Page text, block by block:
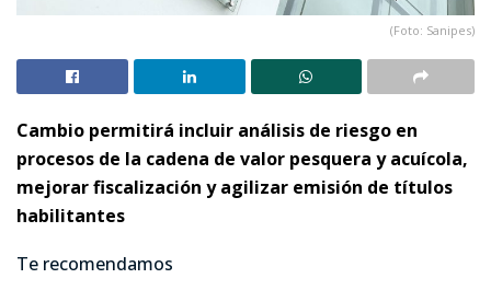
(Foto: Sanipes)
Cambio permitirá incluir análisis de riesgo en
procesos de la cadena de valor pesquera y acuícola,
mejorar fiscalización y agilizar emisión de títulos
habilitantes
Te recomendamos